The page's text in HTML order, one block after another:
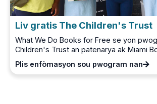
Liv gratis The Children's Trust
What We Do Books for Free se yon
Children's Trust an patenarya ak Miami
Plis enfòmasyon sou pwogram nan